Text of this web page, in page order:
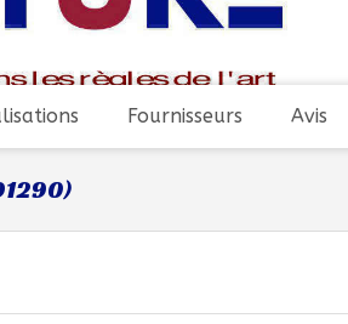
Fournisseurs Avis